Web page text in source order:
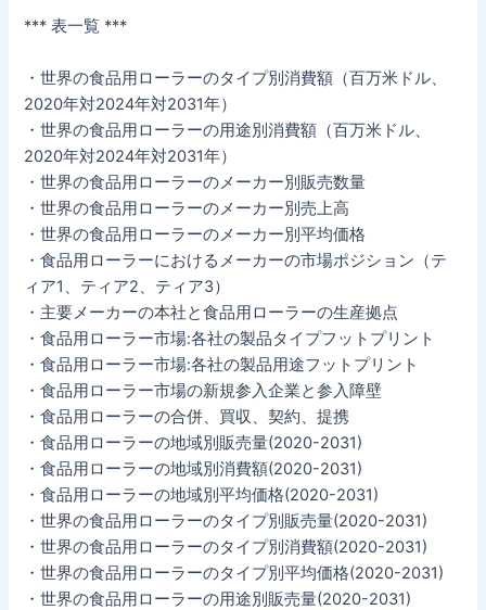
*** 表一覧 ***
・世界の食品用ローラーのタイプ別消費額（百万米ドル、
2020年対2024年対2031年）
・世界の食品用ローラーの用途別消費額（百万米ドル、
2020年対2024年対2031年）
・世界の食品用ローラーのメーカー別販売数量
・世界の食品用ローラーのメーカー別売上高
・世界の食品用ローラーのメーカー別平均価格
・食品用ローラーにおけるメーカーの市場ポジション（テ
ィア1、ティア2、ティア3）
・主要メーカーの本社と食品用ローラーの生産拠点
・食品用ローラー市場:各社の製品タイプフットプリント
・食品用ローラー市場:各社の製品用途フットプリント
・食品用ローラー市場の新規参入企業と参入障壁
・食品用ローラーの合併、買収、契約、提携
・食品用ローラーの地域別販売量(2020-2031)
・食品用ローラーの地域別消費額(2020-2031)
・食品用ローラーの地域別平均価格(2020-2031)
・世界の食品用ローラーのタイプ別販売量(2020-2031)
・世界の食品用ローラーのタイプ別消費額(2020-2031)
・世界の食品用ローラーのタイプ別平均価格(2020-2031)
・世界の食品用ローラーの用途別販売量(2020-2031)